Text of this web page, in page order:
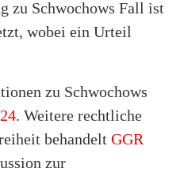
zu Schwochows Fall ist
wobei ein Urteil
zu Schwochows
. Weitere rechtliche
behandelt GGR
zur